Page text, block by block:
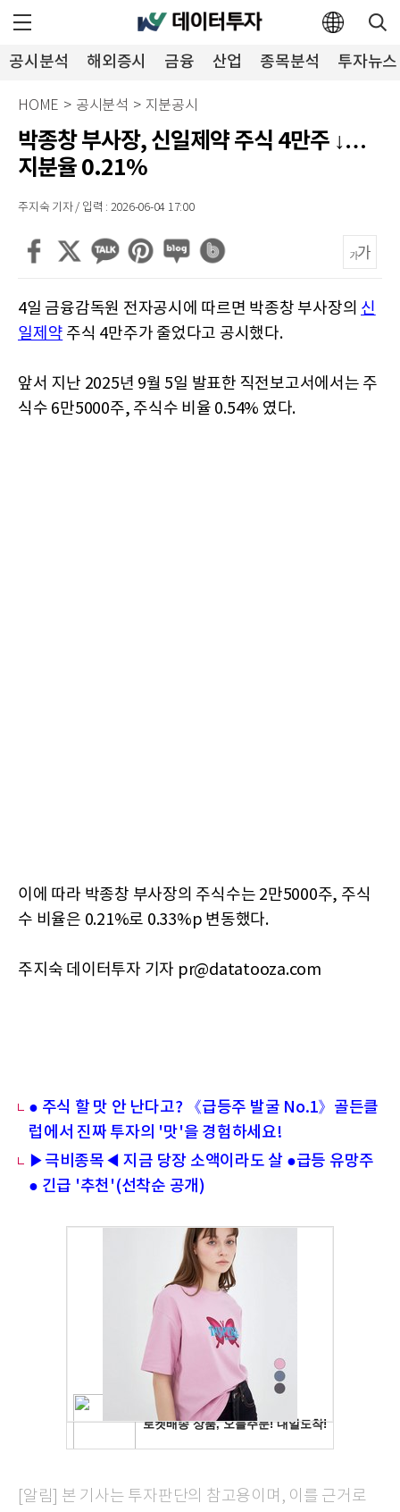
공시분석 해외증시 금융 산업 종목분석 투자뉴스
HOME > 공시분석 > 지분공시
박종창 부사장, 신일제약 주식 4만주 ↓…
지분율 0.21%
주지숙 기자 / 입력 : 2026-06-04 17:00
4일 금융감독원 전자공시에 따르면 박종창 부사장의 신
일제약 주식 4만주가 줄었다고 공시했다.
앞서 지난 2025년 9월 5일 발표한 직전보고서에서는 주
식수 6만5000주, 주식수 비율 0.54% 였다.
이에 따라 박종창 부사장의 주식수는 2만5000주, 주식
수 비율은 0.21%로 0.33%p 변동했다.
주지숙 데이터투자 기자 pr@datatooza.com
● 주식 할 맛 안 난다고? 《급등주 발굴 No.1》골든클
럽에서 진짜 투자의 '맛'을 경험하세요!
▶극비종목◀ 지금 당장 소액이라도 살 ●급등 유망주
● 긴급 '추천'(선착순 공개)
[알림] 본 기사는 투자판단의 참고용이며, 이를 근거로